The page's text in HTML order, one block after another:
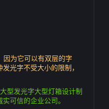
为它可以有双层的字
光字不受大小的限制，
型发光字大型灯箱设计制
可信的企业公司。